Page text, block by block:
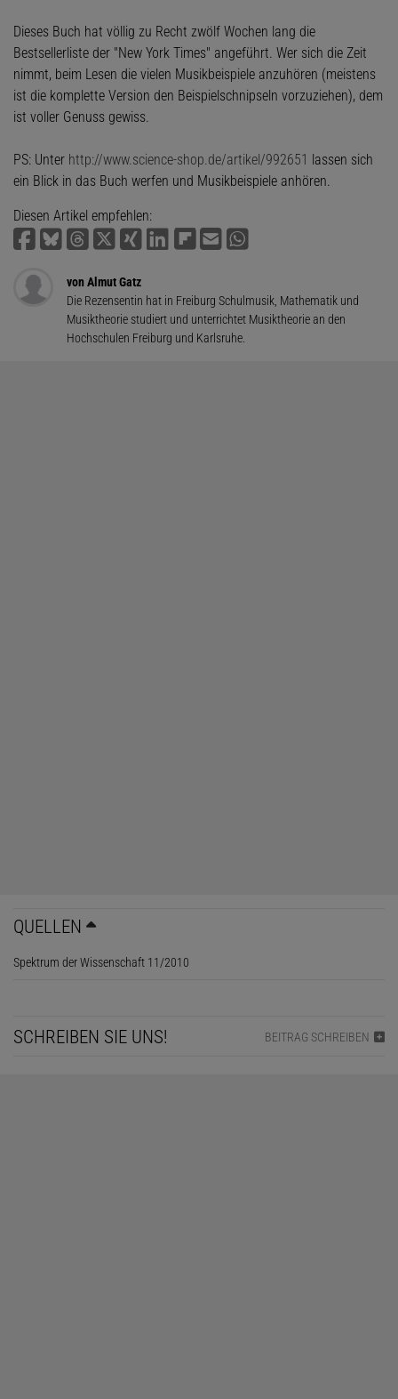
Dieses Buch hat völlig zu Recht zwölf Wochen lang die
Bestsellerliste der "New York Times" angeführt. Wer sich die Zeit
nimmt, beim Lesen die vielen Musikbeispiele anzuhören (meistens
ist die komplette Version den Beispielschnipseln vorzuziehen), dem
ist voller Genuss gewiss.
PS: Unter http://www.science-shop.de/artikel/992651 lassen sich
ein Blick in das Buch werfen und Musikbeispiele anhören.
Diesen Artikel empfehlen:
von Almut Gatz
Die Rezensentin hat in Freiburg Schulmusik, Mathematik und
Musiktheorie studiert und unterrichtet Musiktheorie an den
Hochschulen Freiburg und Karlsruhe.
QUELLEN
Spektrum der Wissenschaft 11/2010
SCHREIBEN SIE UNS! BEITRAG SCHREIBEN